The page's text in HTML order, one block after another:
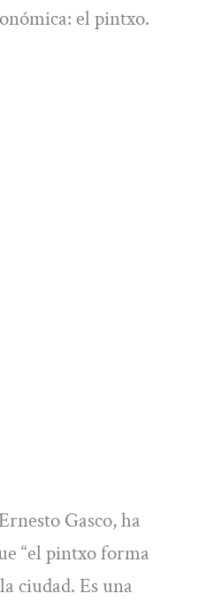
el pintxo.
Gasco, ha
“el pintxo forma
ciudad. Es una